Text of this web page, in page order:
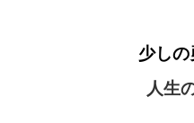
少しの
人生